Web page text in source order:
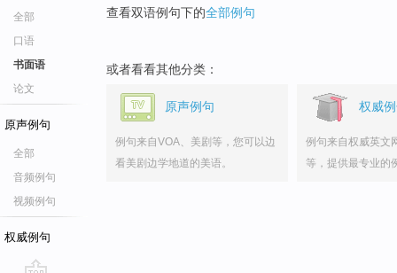
全部
口语
书面语
论文
原声例句
全部
音频例句
视频例句
权威例句
查看双语例句下的全部例句
或者看看其他分类：
原声例句
例句来自VOA、美剧等，您可以边
看美剧边学地道的美语。
权威
例句来自权威英文
等，提供最专业的